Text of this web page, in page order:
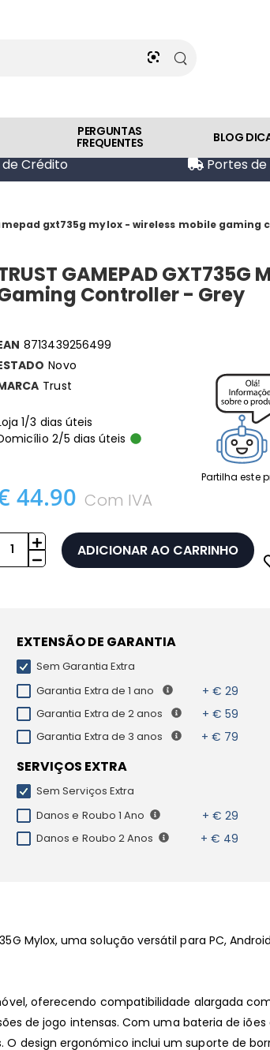
PERGUNTAS
FREQUENTES BLOG
Crédito Portes de
gxt735g mylox - wireless mobile gaming
GAMEPAD
Controller - Grey
8713439256499
Novo
Trust
1/3 dias úteis
2/5 dias úteis
Partilha este
44.90 Com IVA
ADICIONAR AO CARRINHO
EXTENSÃO DE GARANTIA
Sem Garantia Extra
Garantia Extra de 1 ano
+ € 29
Garantia Extra de 2 anos + € 59
Garantia Extra de 3 anos + € 79
SERVIÇOS EXTRA
Sem Serviços Extra
Danos e Roubo 1 Ano
+ € 29
Danos e Roubo 2 Anos + € 49
Mylox, uma solução versátil para PC,
oferecendo compatibilidade alargada
de jogo intensas. Com uma bateria de
design ergonómico inclui um suporte de